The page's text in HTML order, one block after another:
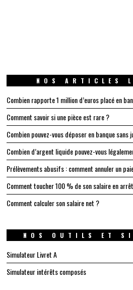
NOS ARTICLES
Combien rapporte 1 million d’euros placé en
Comment savoir si une pièce est rare ?
Combien pouvez-vous déposer en banque
Combien d’argent liquide pouvez-vous
Prélèvements abusifs : comment annuler un
Comment toucher 100 % de son salaire en
Comment calculer son salaire net ?
NOS OUTILS ET
Simulateur Livret A
Simulateur intérêts composés